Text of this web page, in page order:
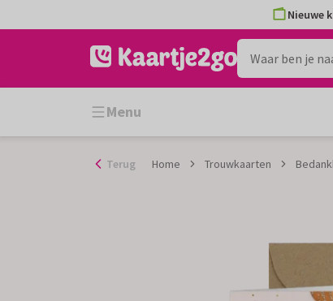
naar
Nieuwe
Menu
Terug Home Trouwkaarten